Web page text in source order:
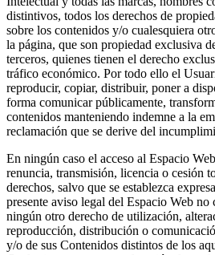
distintivos, todos los derechos de
sobre los contenidos y/o cualesquiera
la página, que son propiedad exclusiva
terceros, quienes tienen el derecho
tráfico económico. Por todo ello el
reproducir, copiar, distribuir, poner a
forma comunicar públicamente,
contenidos manteniendo indemne a la
reclamación que se derive del
En ningún caso el acceso al Espacio
renuncia, transmisión, licencia o cesión
derechos, salvo que se establezca
presente aviso legal del Espacio Web
ningún otro derecho de utilización,
reproducción, distribución o
y/o de sus Contenidos distintos de los